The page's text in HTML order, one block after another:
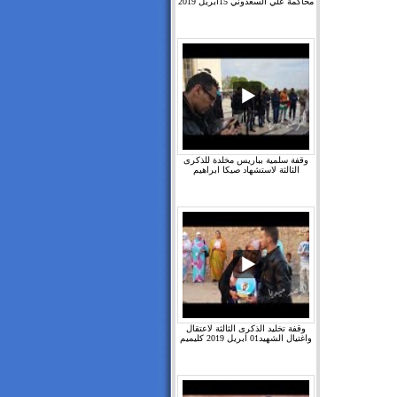
وقفة سلمية بباريس مخلدة للذكرى
الثالثة لاستشهاد صيكا ابراهيم
وقفة تخليد الذكرى الثالثة لاعتقال
واغتيال الشهيد01 ابريل 2019 كليميم